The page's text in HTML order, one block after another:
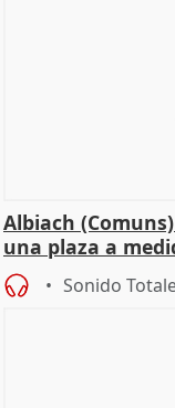
Albiach
una plaza a
Sonido